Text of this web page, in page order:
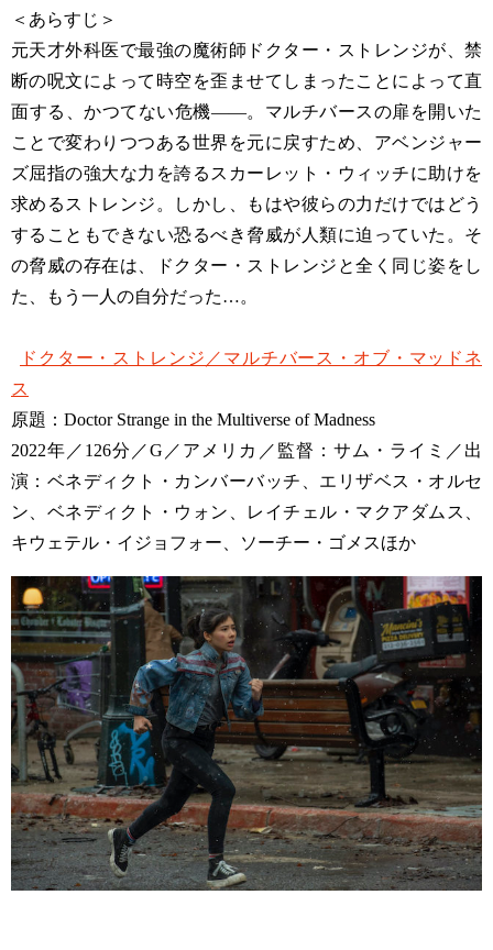
＜あらすじ＞
元天才外科医で最強の魔術師ドクター・ストレンジが、禁
断の呪文によって時空を歪ませてしまったことによって直
面する、かつてない危機――。マルチバースの扉を開いた
ことで変わりつつある世界を元に戻すため、アベンジャー
ズ屈指の強大な力を誇るスカーレット・ウィッチに助けを
求めるストレンジ。しかし、もはや彼らの力だけではどう
することもできない恐るべき脅威が人類に迫っていた。そ
の脅威の存在は、ドクター・ストレンジと全く同じ姿をし
た、もう一人の自分だった…。
ドクター・ストレンジ／マルチバース・オブ・マッドネ
ス
原題：Doctor Strange in the Multiverse of Madness
2022年／126分／G／アメリカ／監督：サム・ライミ／出
演：ベネディクト・カンバーバッチ、エリザベス・オルセ
ン、ベネディクト・ウォン、レイチェル・マクアダムス、
キウェテル・イジョフォー、ソーチー・ゴメスほか